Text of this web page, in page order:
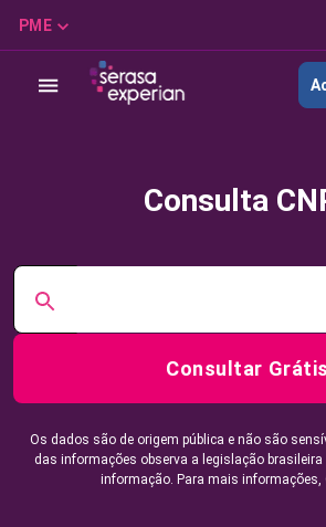
PME
Consulta
Consultar Grátis
Os dados são de origem pública e não são
das informações observa a legislação brasileira
informação. Para mais informações,